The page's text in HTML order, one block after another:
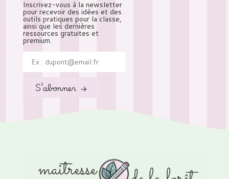
Inscrivez-vous à la newsletter
pour recevoir des idées et des
outils pratiques pour la classe,
ainsi que les dernières
ressources gratuites et
premium.
S'abonner →